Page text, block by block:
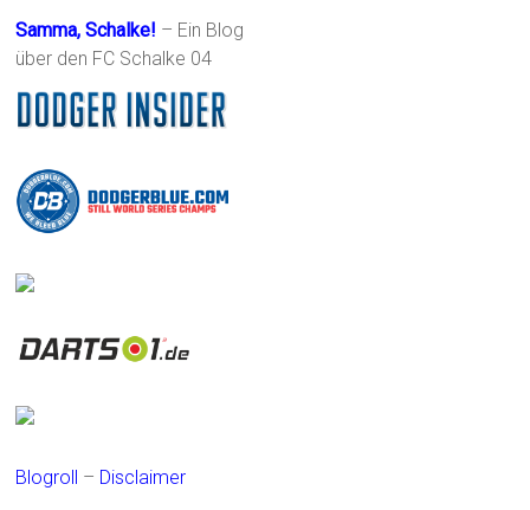
Samma, Schalke! – Ein Blog
über den FC Schalke 04
Blogroll – Disclaimer